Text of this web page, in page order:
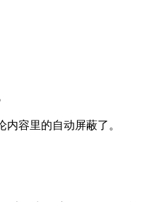
内容里的自动屏蔽了。